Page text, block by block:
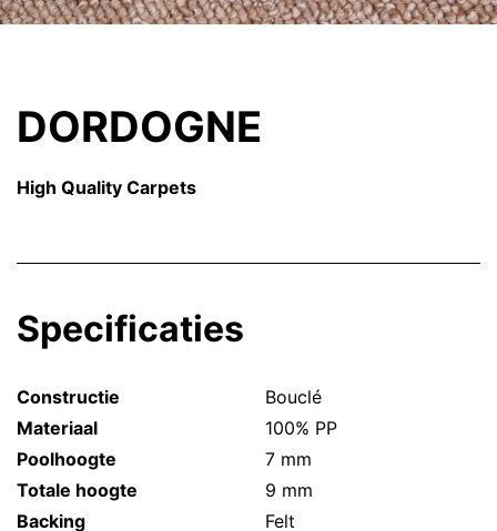
DORDOGNE
High Quality Carpets
Specificaties
Constructie
Bouclé
Materiaal
100% PP
Poolhoogte
7 mm
Totale hoogte
9 mm
Backing
Felt